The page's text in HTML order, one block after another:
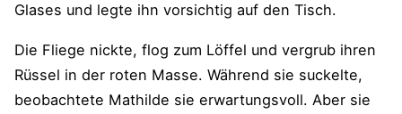
Glases und legte ihn vorsichtig auf den Tisch.
Die Fliege nickte, flog zum Löffel und vergrub ihren
Rüssel in der roten Masse. Während sie suckelte,
beobachtete Mathilde sie erwartungsvoll. Aber sie